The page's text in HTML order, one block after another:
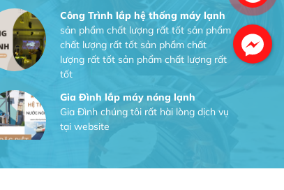
Công Trình lắp hệ thống máy lạnh
sản phẩm chất lượng rất tốt sản phẩm
chất lượng rất tốt sản phẩm chất
lượng rất tốt sản phẩm chất lượng rất
tốt
Gia Đình chúng tôi rất hài lòng dịch vụ
tại website
Dự án nhà phố đẹp lên nhờ đội thợ